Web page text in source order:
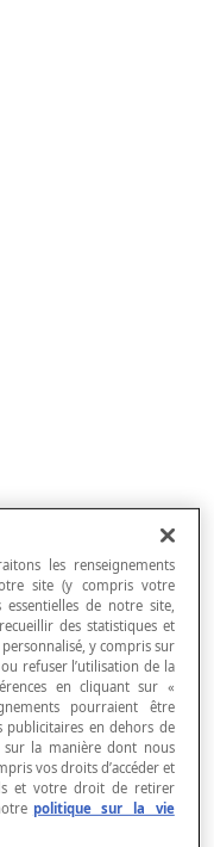
sécante
de deux
les renseignements
site (y compris votre
de notre site,
des statistiques et
y compris sur
refuser l’utilisation de la
en cliquant sur «
pourraient être
publicitaires en dehors de
la manière dont nous
vos droits d’accéder et
et votre droit de retirer
politique sur la vie